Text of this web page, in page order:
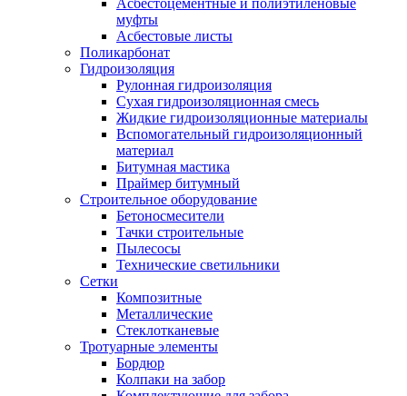
Асбестоцементные и полиэтиленовые
муфты
Асбестовые листы
Поликарбонат
Гидроизоляция
Рулонная гидроизоляция
Сухая гидроизоляционная смесь
Жидкие гидроизоляционные материалы
Вспомогательный гидроизоляционный
материал
Битумная мастика
Праймер битумный
Строительное оборудование
Бетоносмесители
Тачки строительные
Пылесосы
Технические светильники
Сетки
Композитные
Металлические
Стеклотканевые
Тротуарные элементы
Бордюр
Колпаки на забор